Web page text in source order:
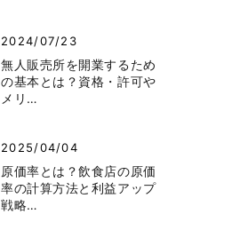
2024/07/23
無人販売所を開業するため
の基本とは？資格・許可や
メリ…
2025/04/04
原価率とは？飲食店の原価
率の計算方法と利益アップ
戦略…